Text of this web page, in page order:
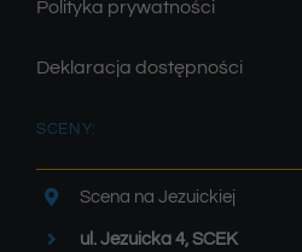
Polityka prywatności
Deklaracja dostępności
SCENY:
Scena na Jezuickiej
ul. Jezuicka 4, SCEK